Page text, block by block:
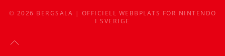
© 2026 BERGSALA | OFFICIELL WEBBPLATS FÖR NINTENDO
I SVERIGE